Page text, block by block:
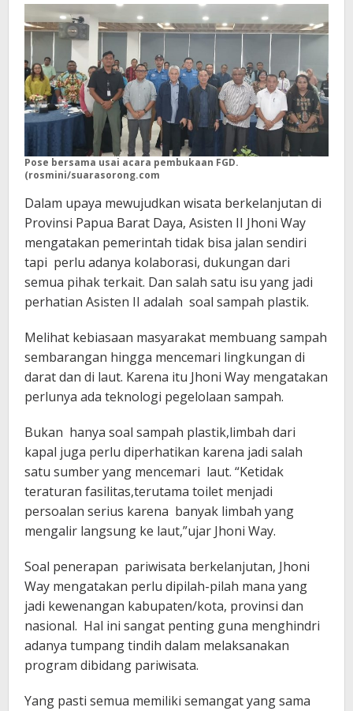
Pose bersama usai acara pembukaan FGD.
(rosmini/suarasorong.com
Dalam upaya mewujudkan wisata berkelanjutan di
Provinsi Papua Barat Daya, Asisten II Jhoni Way
mengatakan pemerintah tidak bisa jalan sendiri
tapi perlu adanya kolaborasi, dukungan dari
semua pihak terkait. Dan salah satu isu yang jadi
perhatian Asisten II adalah soal sampah plastik.
Melihat kebiasaan masyarakat membuang sampah
sembarangan hingga mencemari lingkungan di
darat dan di laut. Karena itu Jhoni Way mengatakan
perlunya ada teknologi pegelolaan sampah.
Bukan hanya soal sampah plastik,limbah dari
kapal juga perlu diperhatikan karena jadi salah
satu sumber yang mencemari laut. “Ketidak
teraturan fasilitas,terutama toilet menjadi
persoalan serius karena banyak limbah yang
mengalir langsung ke laut,”ujar Jhoni Way.
Soal penerapan pariwisata berkelanjutan, Jhoni
Way mengatakan perlu dipilah-pilah mana yang
jadi kewenangan kabupaten/kota, provinsi dan
nasional. Hal ini sangat penting guna menghindri
adanya tumpang tindih dalam melaksanakan
program dibidang pariwisata.
Yang pasti semua memiliki semangat yang sama